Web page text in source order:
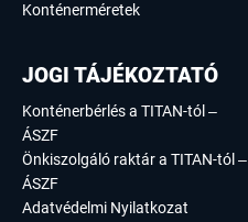
Konténerméretek
JOGI TÁJÉKOZTATÓ
Konténerbérlés a TITAN-tól –
ÁSZF
Önkiszolgáló raktár a TITAN-tól –
ÁSZF
Adatvédelmi Nyilatkozat